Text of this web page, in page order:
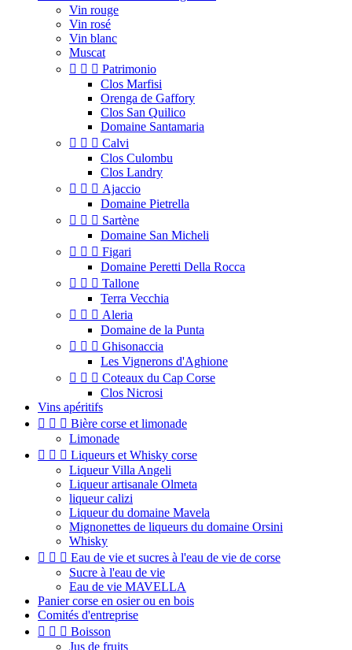
Vin rouge
Vin rosé
Vin blanc
Muscat
   Patrimonio
Clos Marfisi
Orenga de Gaffory
Clos San Quilico
Domaine Santamaria
   Calvi
Clos Culombu
Clos Landry
   Ajaccio
Domaine Pietrella
   Sartène
Domaine San Micheli
   Figari
Domaine Peretti Della Rocca
   Tallone
Terra Vecchia
   Aleria
Domaine de la Punta
   Ghisonaccia
Les Vignerons d'Aghione
   Coteaux du Cap Corse
Clos Nicrosi
Vins apéritifs
   Bière corse et limonade
Limonade
   Liqueurs et Whisky corse
Liqueur Villa Angeli
Liqueur artisanale Olmeta
liqueur calizi
Liqueur du domaine Mavela
Mignonettes de liqueurs du domaine Orsini
Whisky
   Eau de vie et sucres à l'eau de vie de corse
Sucre à l'eau de vie
Eau de vie MAVELLA
Panier corse en osier ou en bois
Comités d'entreprise
   Boisson
Jus de fruits